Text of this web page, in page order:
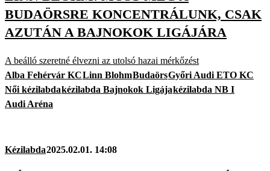
BUDAÖRSRE KONCENTRÁLUNK, CSAK
AZUTÁN A BAJNOKOK LIGÁJÁRA
A beálló szeretné élvezni az utolsó hazai mérkőzést
Alba Fehérvár KCLinn BlohmBudaörsGyőri Audi ETO KC
Női kézilabdakézilabda Bajnokok Ligájakézilabda NB I
Audi Aréna
Kézilabda2025.02.01. 14:08